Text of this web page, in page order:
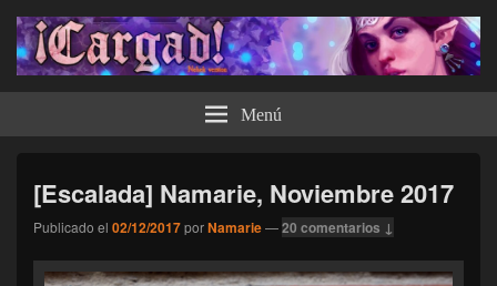
¡Cargad! Menú
[Escalada] Namarie, Noviembre 2017
Publicado el 02/12/2017porNamarie—20 comentarios ↓